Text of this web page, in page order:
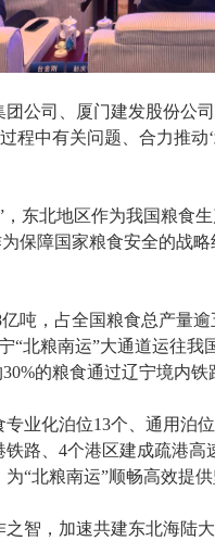
司、厦门建发股份公
程中有关问题、合力推
北地区作为我国粮食生
保障国家粮食安全的战
，占全国粮食总产量逾
“北粮南运”大通道运往
的粮食通过辽宁境内铁
化泊位13个、通用泊位
路、4个港区建成疏港
“北粮南运”顺畅高效提供
，加速共建东北海陆大